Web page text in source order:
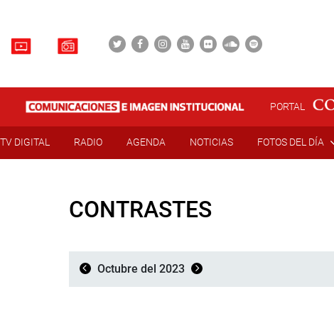
PORTAL
TV DIGITAL RADIO AGENDA NOTICIAS FOTOS DEL DÍA
CONTRASTES
Octubre del 2023